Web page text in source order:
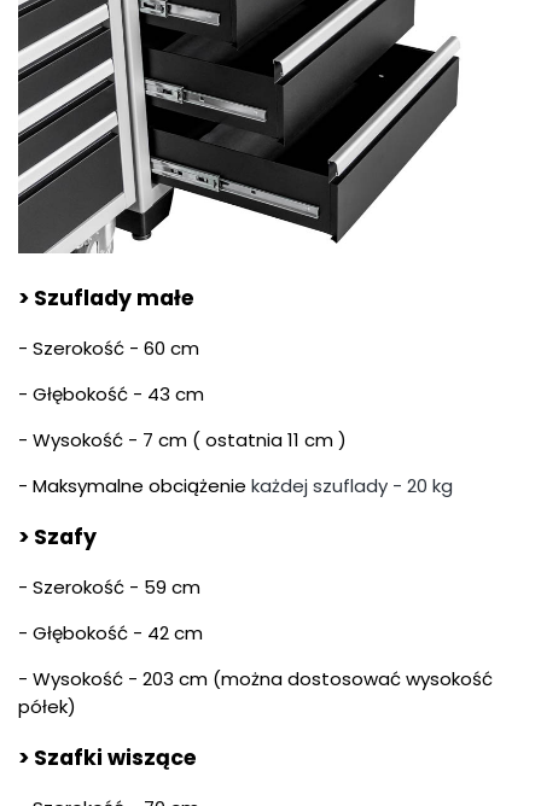
> Szuflady małe
- Szerokość - 60 cm
- Głębokość - 43 cm
- Wysokość - 7 cm ( ostatnia 11 cm )
- Maksymalne obciążenie każdej szuflady - 20 kg
> Szafy
- Szerokość - 59 cm
- Głębokość - 42 cm
- Wysokość - 203 cm (można dostosować wysokość
półek)
> Szafki wiszące